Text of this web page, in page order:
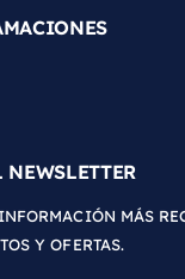
MÁS
Y OFERTAS.